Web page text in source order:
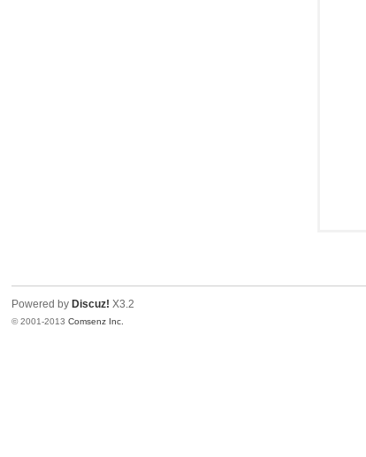
Powered by Discuz! X3.2
© 2001-2013Comsenz Inc.